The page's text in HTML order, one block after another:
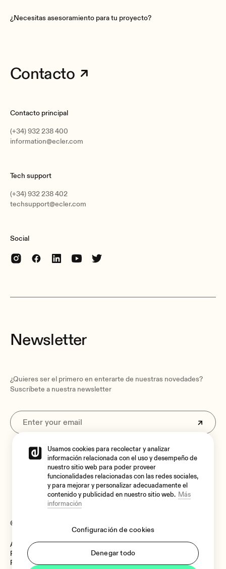
¿Necesitas asesoramiento para tu proyecto?
Contacto
Contacto principal
(+34) 932 238 400
information@ecler.com
Tech support
(+34) 932 238 402
techsupport@ecler.com
Social
Newsletter
¿Quieres ser el primero en enterarte de nuestras novedades?
Suscríbete a nuestra newsletter
Al suscribirte aceptas nuestraPolítica de privacidad.
© 2026 Ecler
Aviso legal
Política de cookies
Política de Privacidad
Language:
Usamos cookies para recolectar y analizar
información relacionada con el uso y desempeño de
nuestro sitio web para poder proveer
funcionalidades relacionadas con las redes sociales,
y para mejorar y personalizar adecuadamente el
contenido y publicidad en nuestro sitio web. Más
información
Configuración de cookies
Denegar todo